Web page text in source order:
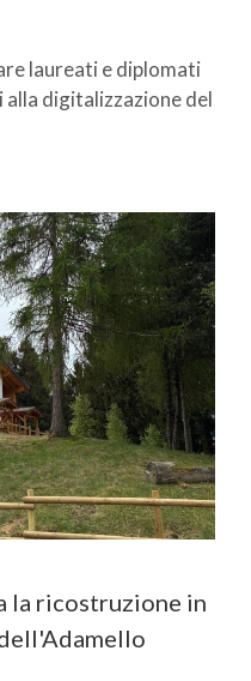
laureati e diplomati
digitalizzazione del
la ricostruzione in